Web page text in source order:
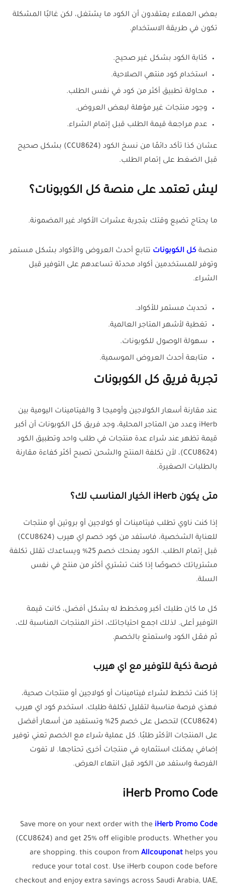
بعض العملاء يعتقدون أن الكود ما يشتغل، لكن غالبًا المشكلة
تكون في طريقة الاستخدام.
كتابة الكود بشكل غير صحيح.
استخدام كود منتهي الصلاحية.
محاولة تطبيق أكثر من كود في نفس الطلب.
وجود منتجات غير مؤهلة لبعض العروض.
عدم مراجعة قيمة الطلب قبل إتمام الشراء.
عشان كذا تأكد دائمًا من نسخ الكود (CCU8624) بشكل صحيح
قبل الضغط على إتمام الطلب.
ليش تعتمد على منصة كل الكوبونات؟
ما يحتاج تضيع وقتك بتجربة عشرات الأكواد غير المضمونة.
منصة كل الكوبونات تتابع أحدث العروض والأكواد بشكل مستمر
وتوفر للمستخدمين أكواد محدثة تساعدهم على التوفير قبل
الشراء.
تحديث مستمر للأكواد.
تغطية لأشهر المتاجر العالمية.
سهولة الوصول للكوبونات.
متابعة أحدث العروض الموسمية.
تجربة فريق كل الكوبونات
عند مقارنة أسعار الكولاجين وأوميجا 3 والفيتامينات اليومية بين
iHerb وعدد من المتاجر المحلية، وجد فريق كل الكوبونات أن أكبر
قيمة تظهر عند شراء عدة منتجات في طلب واحد وتطبيق الكود
(CCU8624)، لأن تكلفة المنتج والشحن تصبح أكثر كفاءة مقارنة
بالطلبات الصغيرة.
متى يكون iHerb الخيار المناسب لك؟
إذا كنت ناوي تطلب فيتامينات أو كولاجين أو بروتين أو منتجات
للعناية الشخصية، فاستفد من كود خصم اي هيرب (CCU8624)
قبل إتمام الطلب. الكود يمنحك خصم 25% ويساعدك تقلل تكلفة
مشترياتك خصوصًا إذا كنت تشتري أكثر من منتج في نفس
السلة.
كل ما كان طلبك أكبر ومخطط له بشكل أفضل، كانت قيمة
التوفير أعلى. لذلك اجمع احتياجاتك، اختر المنتجات المناسبة لك،
ثم فعّل الكود واستمتع بالخصم.
فرصة ذكية للتوفير مع اي هيرب
إذا كنت تخطط لشراء فيتامينات أو كولاجين أو منتجات صحية،
فهذي فرصة مناسبة لتقليل تكلفة طلبك. استخدم كود اي هيرب
(CCU8624) لتحصل على خصم 25% وتستفيد من أسعار أفضل
على المنتجات الأكثر طلبًا. كل عملية شراء مع الخصم تعني توفير
إضافي يمكنك استثماره في منتجات أخرى تحتاجها. لا تفوت
الفرصة واستفد من الكود قبل انتهاء العرض.
iHerb Promo Code
Save more on your next order with the iHerb Promo Code
(CCU8624) and get 25% off eligible products. Whether you
are shopping. this coupon from Allcouponat helps you
reduce your total cost. Use iHerb coupon code before
checkout and enjoy extra savings across Saudi Arabia, UAE,